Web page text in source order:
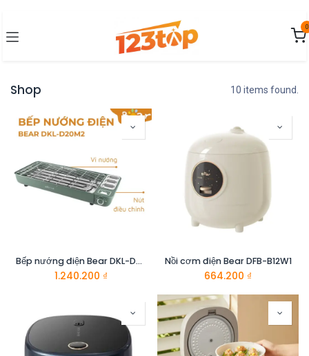
0
Shop 10 items found.
Bếp nướng điện Bear DKL-D20M2
1.240.200 ₫
Nồi cơm điện Bear DFB-B12W1
664.200 ₫